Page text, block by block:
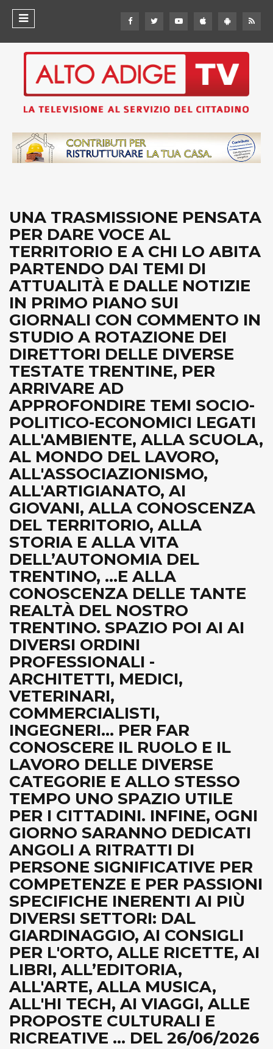
UNA TRASMISSIONE PENSATA
PER DARE VOCE AL
TERRITORIO E A CHI LO ABITA
PARTENDO DAI TEMI DI
ATTUALITÀ E DALLE NOTIZIE
IN PRIMO PIANO SUI
GIORNALI CON COMMENTO IN
STUDIO A ROTAZIONE DEI
DIRETTORI DELLE DIVERSE
TESTATE TRENTINE, PER
ARRIVARE AD
APPROFONDIRE TEMI SOCIO-
POLITICO-ECONOMICI LEGATI
ALL'AMBIENTE, ALLA SCUOLA,
AL MONDO DEL LAVORO,
ALL'ASSOCIAZIONISMO,
ALL'ARTIGIANATO, AI
GIOVANI, ALLA CONOSCENZA
DEL TERRITORIO, ALLA
STORIA E ALLA VITA
DELL’AUTONOMIA DEL
TRENTINO, ...E ALLA
CONOSCENZA DELLE TANTE
REALTÀ DEL NOSTRO
TRENTINO. SPAZIO POI AI AI
DIVERSI ORDINI
PROFESSIONALI -
ARCHITETTI, MEDICI,
VETERINARI,
COMMERCIALISTI,
INGEGNERI... PER FAR
CONOSCERE IL RUOLO E IL
LAVORO DELLE DIVERSE
CATEGORIE E ALLO STESSO
TEMPO UNO SPAZIO UTILE
PER I CITTADINI. INFINE, OGNI
GIORNO SARANNO DEDICATI
ANGOLI A RITRATTI DI
PERSONE SIGNIFICATIVE PER
COMPETENZE E PER PASSIONI
SPECIFICHE INERENTI AI PIÙ
DIVERSI SETTORI: DAL
GIARDINAGGIO, AI CONSIGLI
PER L'ORTO, ALLE RICETTE, AI
LIBRI, ALL’EDITORIA,
ALL'ARTE, ALLA MUSICA,
ALL'HI TECH, AI VIAGGI, ALLE
PROPOSTE CULTURALI E
RICREATIVE ... DEL 26/06/2026